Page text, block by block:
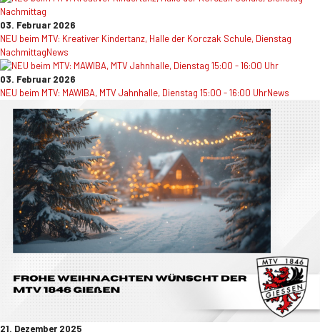
03. Februar 2026
NEU beim MTV: Kreativer Kindertanz, Halle der Korczak Schule, Dienstag
NachmittagNews
03. Februar 2026
NEU beim MTV: MAWIBA, MTV Jahnhalle, Dienstag 15:00 - 16:00 UhrNews
21. Dezember 2025